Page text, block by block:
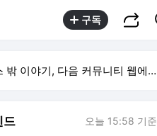
구독
밖 이야기, 다음 커뮤니티 웹에서 보기
드 오늘 15:58 기준